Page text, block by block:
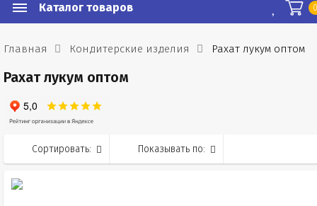
Каталог товаров
Главная Кондитерские изделия Рахат лукум оптом
Рахат лукум оптом
Сортировать: Показывать по: